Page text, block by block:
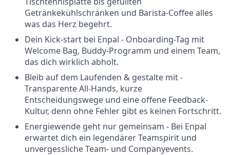
Getränkekühlschränken und Barista-Coffee alles
was das Herz begehrt.
Dein Kick-start bei Enpal - Onboarding-Tag mit
Welcome Bag, Buddy-Programm und einem Team,
das dich wirklich abholt.
Bleib auf dem Laufenden & gestalte mit -
Transparente All-Hands, kurze
Entscheidungswege und eine offene Feedback-
Kultur, denn ohne Fehler gibt es keinen Fortschritt.
Energiewende geht nur gemeinsam - Bei Enpal
erwartet dich ein legendärer Teamspirit und
unvergessliche Team- und Companyevents.